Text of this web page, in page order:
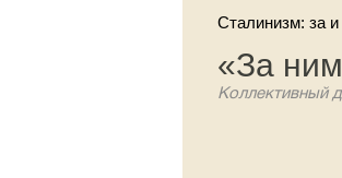
Сталинизм: за и
«За
Коллективный